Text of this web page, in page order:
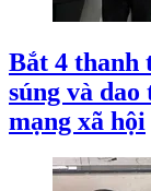
Bắt 4 thanh
súng và
mạng xã hội